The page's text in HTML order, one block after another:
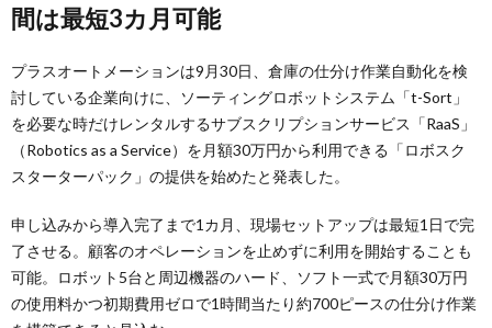
間は最短3カ月可能
プラスオートメーションは9月30日、倉庫の仕分け作業自動化を検
討している企業向けに、ソーティングロボットシステム「t-Sort」
を必要な時だけレンタルするサブスクリプションサービス「RaaS」
（Robotics as a Service）を月額30万円から利用できる「ロボスク
スターターパック」の提供を始めたと発表した。
申し込みから導入完了まで1カ月、現場セットアップは最短1日で完
了させる。顧客のオペレーションを止めずに利用を開始することも
可能。ロボット5台と周辺機器のハード、ソフト一式で月額30万円
の使用料かつ初期費用ゼロで1時間当たり約700ピースの仕分け作業